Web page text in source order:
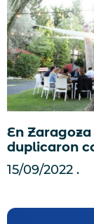
En
duplicaron
15/09/2022